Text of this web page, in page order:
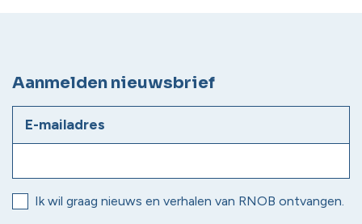
Aanmelden nieuwsbrief
E-mailadres
Ik wil graag nieuws en verhalen van RNOB ontvangen.